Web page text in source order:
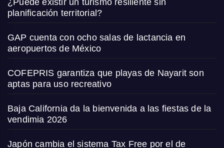
planificación territorial?
GAP cuenta con ocho salas de lactancia en
aeropuertos de México
COFEPRIS garantiza que playas de Nayarit son
aptas para uso recreativo
Baja California da la bienvenida a las fiestas de la
vendimia 2026
Japón cambia el sistema Tax Free por el de